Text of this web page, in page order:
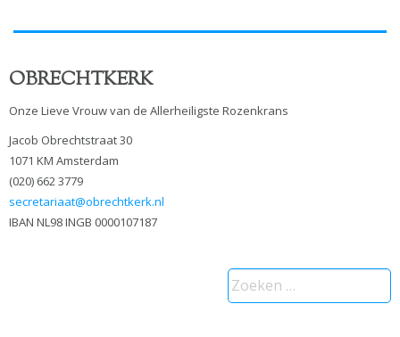
OBRECHTKERK
Onze Lieve Vrouw van de Allerheiligste Rozenkrans
Jacob Obrechtstraat 30
1071 KM Amsterdam
(020) 662 3779
secretariaat@obrechtkerk.nl
IBAN NL98 INGB 0000107187
Zoeken
naar: